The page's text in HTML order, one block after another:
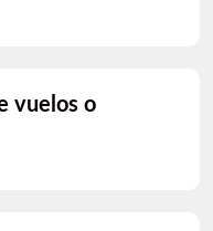
vuelos o